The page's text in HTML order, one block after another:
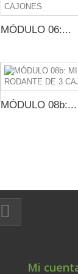
MÓDULO 06:...
MÓDULO 08b:...
Mi